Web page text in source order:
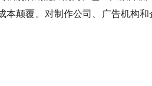
本颠覆。对制作公司、广告机构